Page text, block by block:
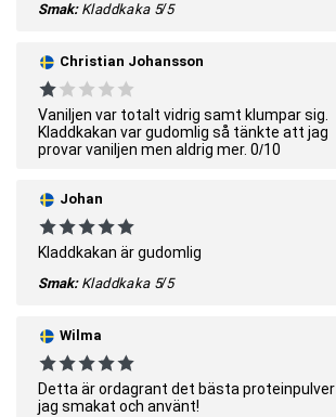
Smak: Kladdkaka 5/5
Christian Johansson
Vaniljen var totalt vidrig samt klumpar sig.
Kladdkakan var gudomlig så tänkte att jag
provar vaniljen men aldrig mer. 0/10
Johan
Kladdkakan är gudomlig
Smak: Kladdkaka 5/5
Wilma
Detta är ordagrant det bästa proteinpulver
jag smakat och använt!